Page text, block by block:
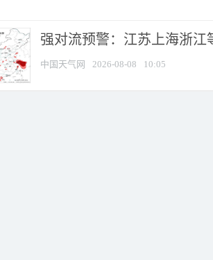
强对流预警：江苏上海浙江
中国天气网 2026-08-08 10:05